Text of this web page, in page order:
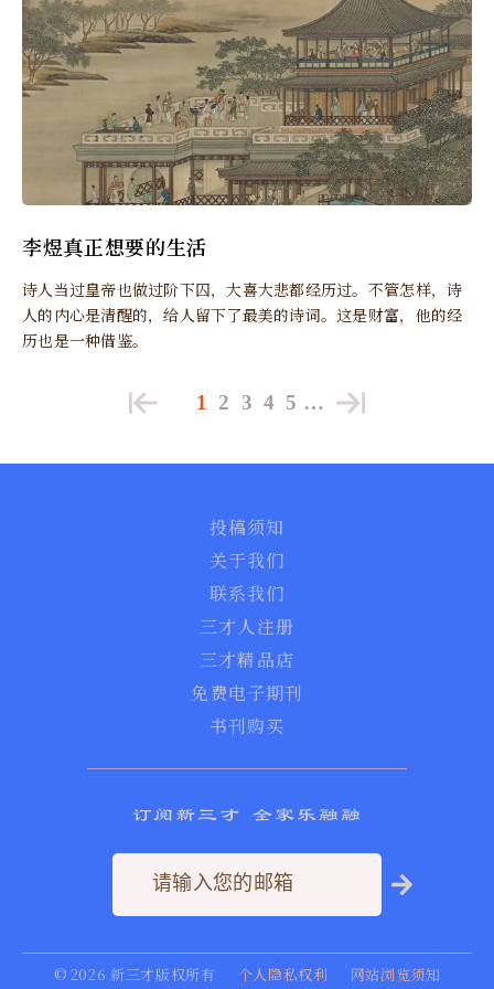
李煜真正想要的生活
诗人当过皇帝也做过阶下囚，大喜大悲都经历过。不管怎样，诗
人的内心是清醒的，给人留下了最美的诗词。这是财富，他的经
历也是一种借鉴。
1 2 3 4 5 …
投稿须知
关于我们
联系我们
三才人注册
三才精品店
免费电子期刊
书刊购买
订阅新三才 全家乐融融
© 2026 新三才版权所有 个人隐私权利 网站浏览须知